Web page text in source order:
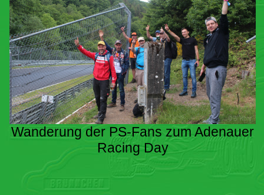
Wanderung der PS-Fans zum Adenauer
Racing Day